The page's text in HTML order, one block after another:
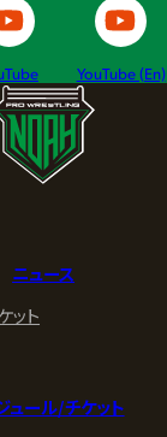
YouTube (En)
ニュース
ット
ュール/チケット